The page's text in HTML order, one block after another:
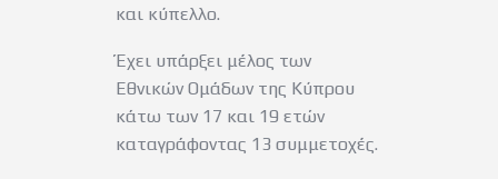
και κύπελλο.
Έχει υπάρξει μέλος των
Εθνικών Ομάδων της Κύπρου
κάτω των 17 και 19 ετών
καταγράφοντας 13 συμμετοχές.